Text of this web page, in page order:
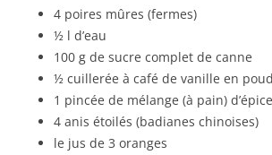
4 poires mûres (fermes)
½ l d’eau
100 g de sucre complet de canne
½ cuillerée à café de vanille en
1 pincée de mélange (à pain)
4 anis étoilés (badianes chinoises)
le jus de 3 oranges